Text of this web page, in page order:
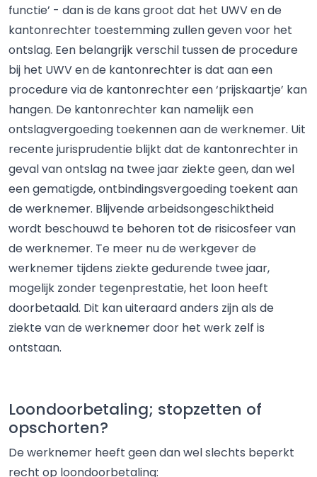
functie’ - dan is de kans groot dat het UWV en de
kantonrechter toestemming zullen geven voor het
ontslag. Een belangrijk verschil tussen de procedure
bij het UWV en de kantonrechter is dat aan een
procedure via de kantonrechter een ‘prijskaartje’ kan
hangen. De kantonrechter kan namelijk een
ontslagvergoeding toekennen aan de werknemer. Uit
recente jurisprudentie blijkt dat de kantonrechter in
geval van ontslag na twee jaar ziekte geen, dan wel
een gematigde, ontbindingsvergoeding toekent aan
de werknemer. Blijvende arbeidsongeschiktheid
wordt beschouwd te behoren tot de risicosfeer van
de werknemer. Te meer nu de werkgever de
werknemer tijdens ziekte gedurende twee jaar,
mogelijk zonder tegenprestatie, het loon heeft
doorbetaald. Dit kan uiteraard anders zijn als de
ziekte van de werknemer door het werk zelf is
ontstaan.
Loondoorbetaling; stopzetten of
opschorten?
De werknemer heeft geen dan wel slechts beperkt
recht op loondoorbetaling: